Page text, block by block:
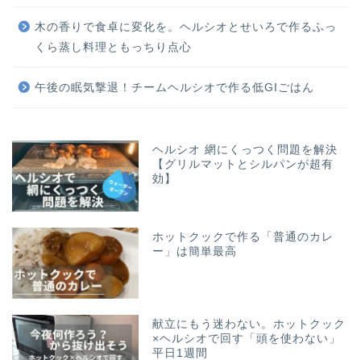
木の香りで食卓に変化を。ヘルシオとせいろで作るふっ
くら蒸し料理ともっちり点心
午後の眠気撃退！チームヘルシオで作る低GIごはん
ヘルシオ 網にくっつく問題を解決
【グリルマットとシルパンが超有
効】
ホットクックで作る「普通のカレ
ー」は簡単最高
献立にもう迷わない。ホットクック
×ヘルシオで回す「頭を使わない」
平日1週間